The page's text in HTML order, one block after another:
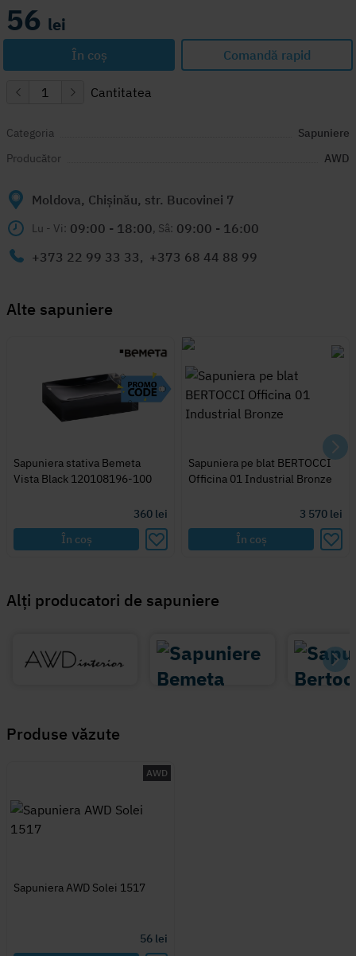
56 lei
În coș Comandă rapid
Cantitatea
Categoria
Sapuniere
Producător
AWD
Moldova, Chișinău, str. Bucovinei 7
Lu - Vi: 09:00 - 18:00, Sâ: 09:00 - 16:00
+373 22 99 33 33, +373 68 44 88 99
Alte sapuniere
Sapuniera stativa Bemeta
Vista Black 120108196-100
360 lei
În coș
Sapuniera pe blat BERTOCCI
Officina 01 Industrial Bronze
3 570 lei
În coș
Alți producatori de sapuniere
Produse văzute
AWD
Sapuniera AWD Solei 1517
56 lei